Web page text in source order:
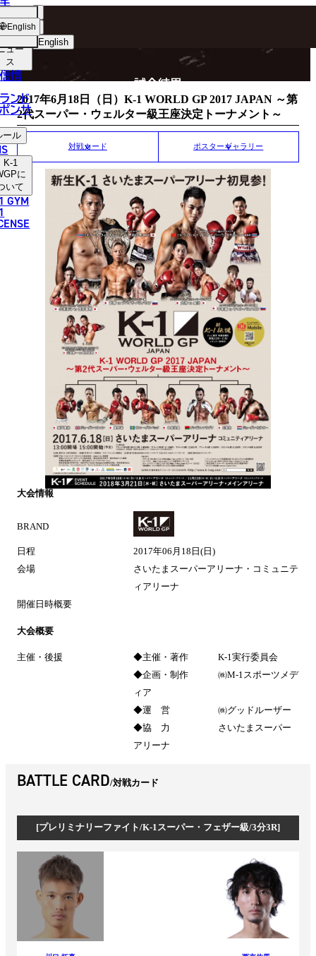
English
한국어
中文（繁體）
ไทย
العربية
ョッ
プ
ュー
ス
情
ンド
ンサ
ール
K-1
に
いて
GYM
English MATCH RESULT
試合結果
2017年6月18日（日）K-1 WORLD GP 2017 JAPAN ～第
2代スーパー・ウェルター級王座決定トーナメント～
対戦カード ポスターギャラリー
大会情報
BRAND
日程
2017年06月18日(日)
会場
さいたまスーパーアリーナ・コミュニテ
ィアリーナ
開催日時概要
大会概要
主催・後援
◆主催・著作 K-1実行委員会
◆企画・制作 ㈱M-1スポーツメデ
ィア
◆運 営 ㈱グッドルーザー
◆協 力 さいたまスーパー
アリーナ
BATTLE CARD 対戦カード
[プレリミナリーファイト/K-1スーパー・フェザー級/3分3R]